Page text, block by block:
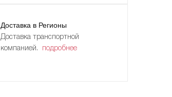
Доставка в Регионы
Доставка транспортной
компанией. подробнее